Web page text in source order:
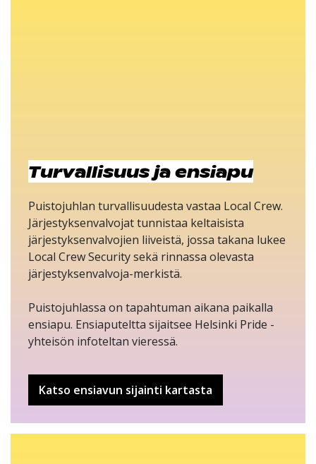
Turvallisuus ja ensiapu
Puistojuhlan turvallisuudesta vastaa Local Crew.
Järjestyksenvalvojat tunnistaa keltaisista
järjestyksenvalvojien liiveistä, jossa takana lukee
Local Crew Security sekä rinnassa olevasta
järjestyksenvalvoja-merkistä.
Puistojuhlassa on tapahtuman aikana paikalla
ensiapu. Ensiaputeltta sijaitsee Helsinki Pride -
yhteisön infoteltan vieressä.
Katso ensiavun sijainti kartasta